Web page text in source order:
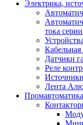
Электрика,
тока
Датчики
Реле
Лента
Промавтоматика